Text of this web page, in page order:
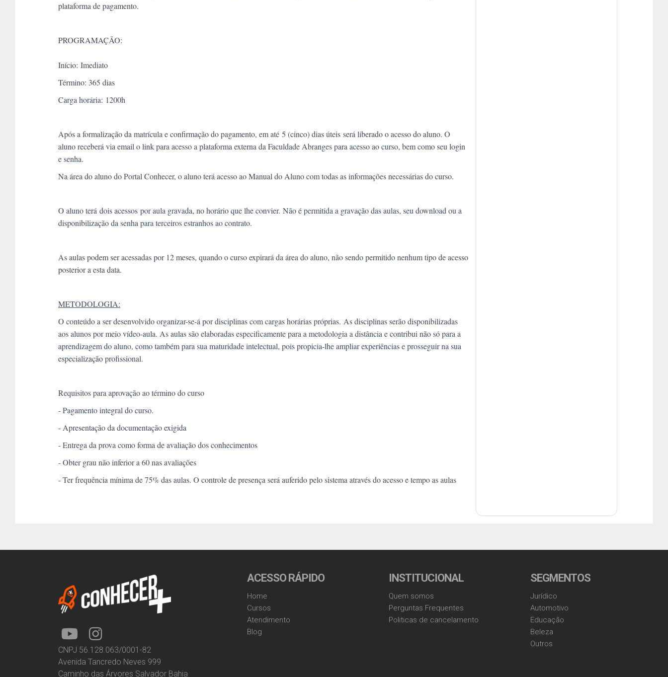
plataforma de pagamento.
PROGRAMAÇÃO:
Início: Imediato
Término: 365 dias
Carga horária: 1200h
Após a formalização da matrícula e confirmação do pagamento, em até 5 (cinco) dias úteis será liberado o acesso do aluno. O
aluno receberá via email o link para acesso a plataforma externa da Faculdade Abranges para acesso ao curso, bem como seu login
e senha.
Na área do aluno do Portal Conhecer, o aluno terá acesso ao Manual do Aluno com todas as informações necessárias do curso.
O aluno terá dois acessos por aula gravada, no horário que lhe convier. Não é permitida a gravação das aulas, seu download ou a
disponibilização da senha para terceiros estranhos ao contrato.
As aulas podem ser acessadas por 12 meses, quando o curso expirará da área do aluno, não sendo permitido nenhum tipo de acesso
posterior a esta data.
METODOLOGIA:
O conteúdo a ser desenvolvido organizar-se-á por disciplinas com cargas horárias próprias. As disciplinas serão disponibilizadas
aos alunos por meio vídeo-aula. As aulas são elaboradas especificamente para a metodologia a distância e contribui não só para a
aprendizagem do aluno, como também para sua maturidade intelectual, pois propicia-lhe ampliar experiências e prosseguir na sua
especialização profissional.
Requisitos para aprovação ao término do curso
- Pagamento integral do curso.
- Apresentação da documentação exigida
- Entrega da prova como forma de avaliação dos conhecimentos
- Obter grau não inferior a 60 nas avaliações
- Ter frequência mínima de 75% das aulas. O controle de presença será auferido pelo sistema através do acesso e tempo as aulas
CNPJ 56.128.063/0001-82
Avenida Tancredo Neves 999
Caminho das Árvores Salvador Bahia
ACESSO RÁPIDO
Home
Cursos
Atendimento
Blog
INSTITUCIONAL
Quem somos
Perguntas Frequentes
Politicas de cancelamento
SEGMENTOS
Jurídico
Automotivo
Educação
Beleza
Outros